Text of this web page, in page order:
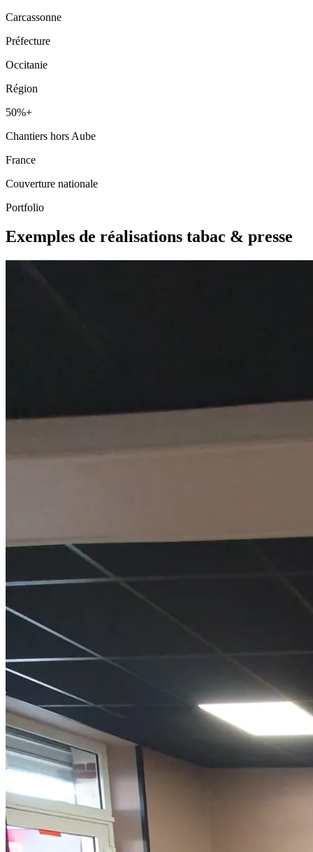
Carcassonne
Préfecture
Occitanie
Région
50%+
Chantiers hors Aube
France
Couverture nationale
Portfolio
Exemples de réalisations tabac & presse